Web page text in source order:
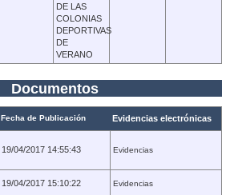
DE LAS
COLONIAS
DEPORTIVAS
DE
VERANO
Documentos
Fecha de Publicación Evidencias electrónicas
19/04/2017 14:55:43 Evidencias
19/04/2017 15:10:22 Evidencias